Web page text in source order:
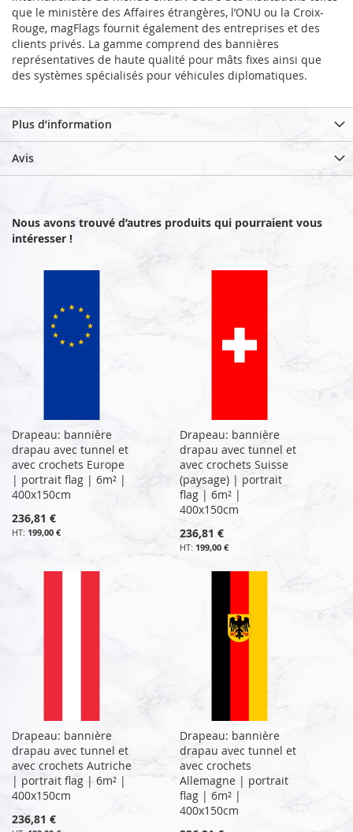
que le ministère des Affaires étrangères, l’ONU ou la Croix-
Rouge, magFlags fournit également des entreprises et des
clients privés. La gamme comprend des bannières
représentatives de haute qualité pour mâts fixes ainsi que
des systèmes spécialisés pour véhicules diplomatiques.
Plus d’information
Avis
Nous avons trouvé d’autres produits qui pourraient vous
intéresser !
Drapeau: bannière
drapau avec tunnel et
avec crochets Europe
| portrait flag | 6m² |
400x150cm
236,81 €
199,00 €
Drapeau: bannière
drapau avec tunnel et
avec crochets Suisse
(paysage) | portrait
flag | 6m² |
400x150cm
236,81 €
199,00 €
Drapeau: bannière
drapau avec tunnel et
avec crochets Autriche
| portrait flag | 6m² |
400x150cm
236,81 €
Drapeau: bannière
drapau avec tunnel et
avec crochets
Allemagne | portrait
flag | 6m² |
400x150cm